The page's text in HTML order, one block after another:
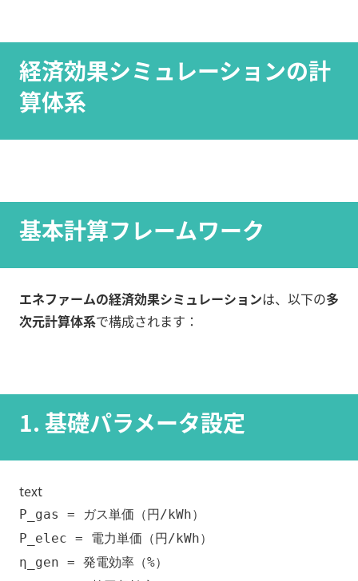
経済効果シミュレーションの計
算体系
基本計算フレームワーク
エネファームの経済効果シミュレーションは、以下の多
次元計算体系で構成されます：
1. 基礎パラメータ設定
text
P_gas = ガス単価（円/kWh）
P_elec = 電力単価（円/kWh）
η_gen = 発電効率（%）